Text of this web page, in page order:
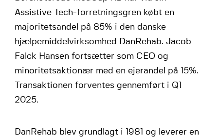
Assistive Tech-forretningsgren købt en
majoritetsandel på 85% i den danske
hjælpemiddelvirksomhed DanRehab. Jacob
Falck Hansen fortsætter som CEO og
minoritetsaktionær med en ejerandel på 15%.
Transaktionen forventes gennemført i Q1
2025.
DanRehab blev grundlagt i 1981 og leverer en